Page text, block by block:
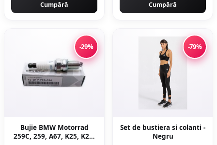
Cumpără Cumpără
-29%
Bujie BMW Motorrad
259C, 259, A67, K25, K26,
-79%
Set de bustiera si colanti -
Negru